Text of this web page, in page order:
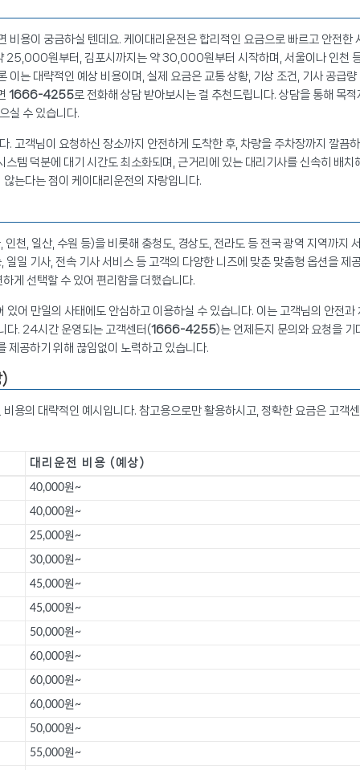
용이 궁금하실 텐데요. 케이대리운전은 합리적인 요금으로 빠르고 안전한
25,000원부터, 김포시까지는 약 30,000원부터 시작하며, 서울이나 인천
는 대략적인 예상 비용이며, 실제 요금은 교통 상황, 기상 조건, 기사 공급량
1666-4255로 전화해 상담 받아보시는 걸 추천드립니다. 상담을 통해 목적
실 수 있습니다.
. 고객님이 요청하신 장소까지 안전하게 도착한 후, 차량을 주차장까지 깔끔하
템 덕분에 대기 시간도 최소화되며, 근거리에 있는 대리기사를 신속히 배치
는다는 점이 케이대리운전의 자랑입니다.
천, 일산, 수원 등)을 비롯해 충청도, 경상도, 전라도 등 전국 광역 지역까지 서
일 기사, 전속 기사 서비스 등 고객의 다양한 니즈에 맞춘 맞춤형 옵션을 제
게 선택할 수 있어 편리함을 더했습니다.
있어 만일의 사태에도 안심하고 이용하실 수 있습니다. 이는 고객님의 안전과
다. 24시간 운영되는 고객센터(1666-4255)는 언제든지 문의와 요청을 기
제공하기 위해 끊임없이 노력하고 있습니다.
)
용의 대략적인 예시입니다. 참고용으로만 활용하시고, 정확한 요금은 고객센
대리운전 비용 (예상)
40,000원~
40,000원~
25,000원~
30,000원~
45,000원~
45,000원~
50,000원~
60,000원~
60,000원~
60,000원~
50,000원~
55,000원~